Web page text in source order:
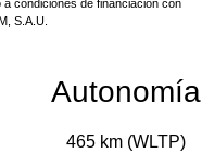
condiciones de financiación con
S.A.U.
Autonomía
465 km (WLTP)